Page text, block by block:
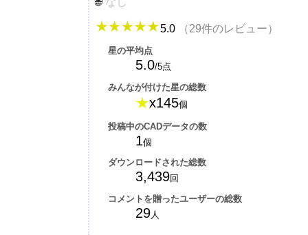
5.0 （29件のレビュー）
星の平均点
5.0/5点
みんなが付けた星の総数
★x145個
投稿中のCADデータの数
1個
ダウンロードされた総数
3,439回
コメントを贈ったユーザーの総数
29人